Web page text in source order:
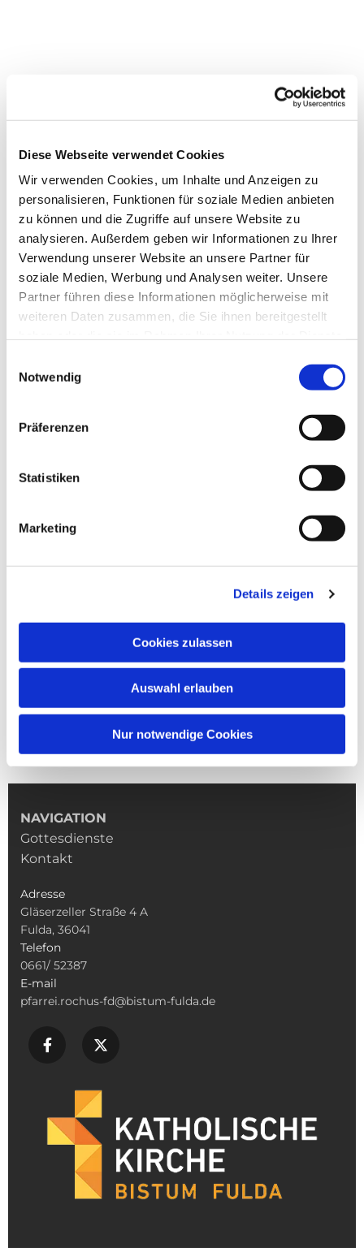
Diese Webseite verwendet Cookies
Wir verwenden Cookies, um Inhalte und Anzeigen zu
personalisieren, Funktionen für soziale Medien anbieten
zu können und die Zugriffe auf unsere Website zu
analysieren. Außerdem geben wir Informationen zu Ihrer
Verwendung unserer Website an unsere Partner für
soziale Medien, Werbung und Analysen weiter. Unsere
Partner führen diese Informationen möglicherweise mit
weiteren Daten zusammen, die Sie ihnen bereitgestellt
Notwendig
Präferenzen
Statistiken
Marketing
Details zeigen
Cookies zulassen
Auswahl erlauben
Nur notwendige Cookies
Dies könnte Sie auch
interessieren
NAVIGATION
Gottesdienste
Kontakt
Adresse
Gläserzeller Straße 4 A
Fulda, 36041
Telefon
0661/ 52387
E-mail
pfarrei.rochus-fd@bistum-fulda.de